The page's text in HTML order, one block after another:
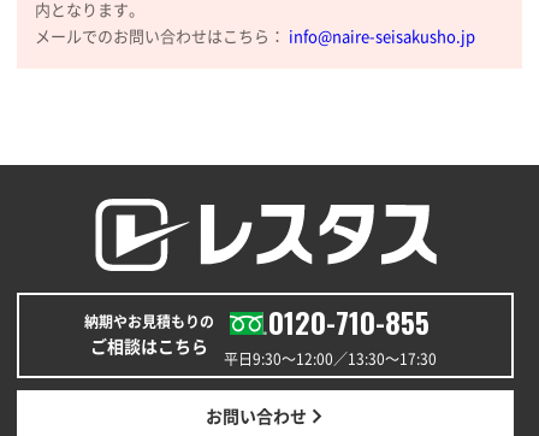
内となります。
メールでのお問い合わせはこちら： info@naire-seisakusho.jp
納期やお見積もりの
ご相談はこちら
0120-710-855
平日9:30〜12:00／13:30〜17:30
お問い合わせ